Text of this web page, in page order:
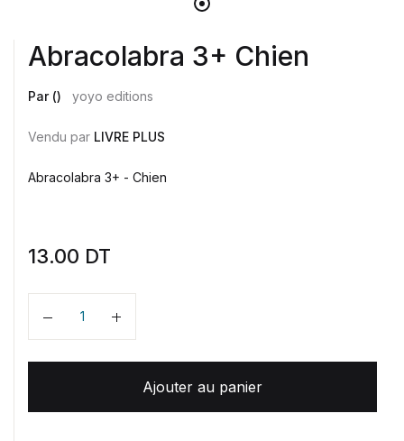
Abracolabra 3+ Chien
Par () yoyo editions
Vendu par LIVRE PLUS
Abracolabra 3+ - Chien
13.00 DT
Quantité
Ajouter au panier